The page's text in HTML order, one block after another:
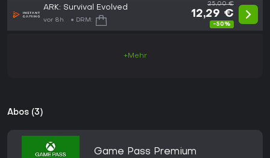
ARK: Survival Evolved
vor 8h DRM:
25,00 €
12,29 €
-50%
+Mehr
Abos (3)
Game Pass Premium